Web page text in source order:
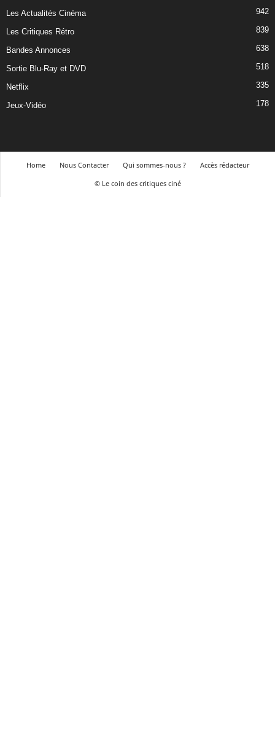
Les Actualités Cinéma 942
Les Critiques Rétro 839
Bandes Annonces 638
Sortie Blu-Ray et DVD 518
Netflix 335
Jeux-Vidéo 178
Home Nous Contacter Qui sommes-nous ?
Accès rédacteur
© Le coin des critiques ciné